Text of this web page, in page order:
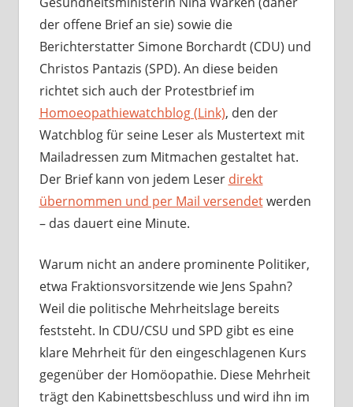
der offene Brief an sie) sowie die
Berichterstatter Simone Borchardt (CDU) und
Christos Pantazis (SPD). An diese beiden
richtet sich auch der Protestbrief im
Homoeopathiewatchblog (Link), den der
Watchblog für seine Leser als Mustertext mit
Mailadressen zum Mitmachen gestaltet hat.
Der Brief kann von jedem Leser direkt
übernommen und per Mail versendetwerden
– das dauert eine Minute.
Warum nicht an andere prominente Politiker,
etwa Fraktionsvorsitzende wie Jens Spahn?
Weil die politische Mehrheitslage bereits
feststeht. In CDU/CSU und SPD gibt es eine
klare Mehrheit für den eingeschlagenen Kurs
gegenüber der Homöopathie. Diese Mehrheit
trägt den Kabinettsbeschluss und wird ihn im